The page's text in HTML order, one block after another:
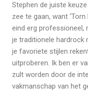
Stephen de juiste
zee te gaan, want
eind erg professioneel,
je traditionele hardrock
je favoriete stijlen
uitproberen. Ik ben er
zult worden door de
vakmanschap van het